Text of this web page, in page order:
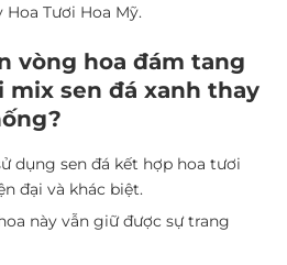
Tươi Hoa Mỹ.
vòng hoa đám tang
mix sen đá xanh thay
dụng sen đá kết hợp hoa tươi
đại và khác biệt.
này vẫn giữ được sự trang